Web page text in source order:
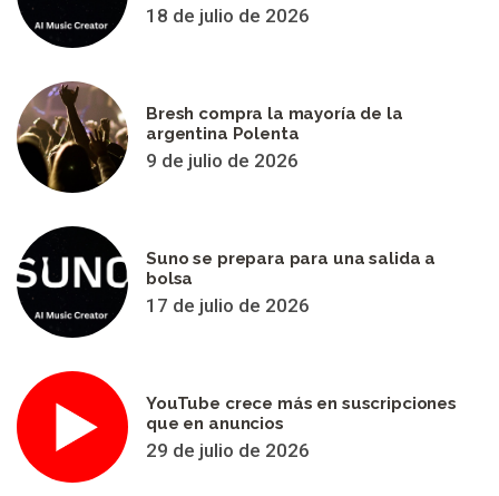
18 de julio de 2026
Bresh compra la mayoría de la
argentina Polenta
9 de julio de 2026
Suno se prepara para una salida a
bolsa
17 de julio de 2026
YouTube crece más en suscripciones
que en anuncios
29 de julio de 2026